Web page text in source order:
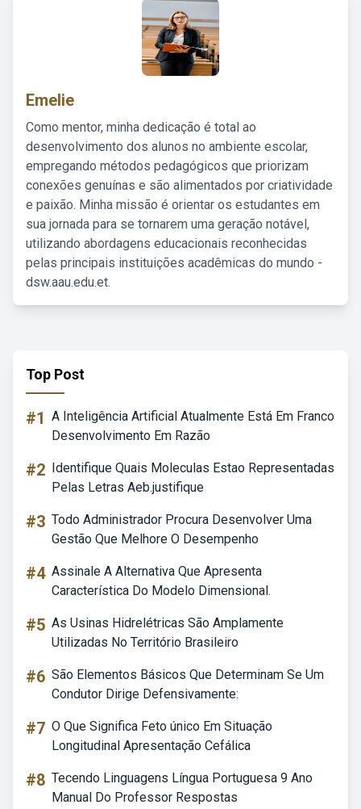
Emelie
Como mentor, minha dedicação é total ao
desenvolvimento dos alunos no ambiente escolar,
empregando métodos pedagógicos que priorizam
conexões genuínas e são alimentados por criatividade
e paixão. Minha missão é orientar os estudantes em
sua jornada para se tornarem uma geração notável,
utilizando abordagens educacionais reconhecidas
pelas principais instituições acadêmicas do mundo -
dsw.aau.edu.et.
Top Post
#1 A Inteligência Artificial Atualmente Está Em Franco
Desenvolvimento Em Razão
#2 Identifique Quais Moleculas Estao Representadas
Pelas Letras Aeb.justifique
#3 Todo Administrador Procura Desenvolver Uma
Gestão Que Melhore O Desempenho
#4 Assinale A Alternativa Que Apresenta
Característica Do Modelo Dimensional.
#5 As Usinas Hidrelétricas São Amplamente
Utilizadas No Território Brasileiro
#6 São Elementos Básicos Que Determinam Se Um
Condutor Dirige Defensivamente:
#7 O Que Significa Feto único Em Situação
Longitudinal Apresentação Cefálica
#8 Tecendo Linguagens Língua Portuguesa 9 Ano
Manual Do Professor Respostas